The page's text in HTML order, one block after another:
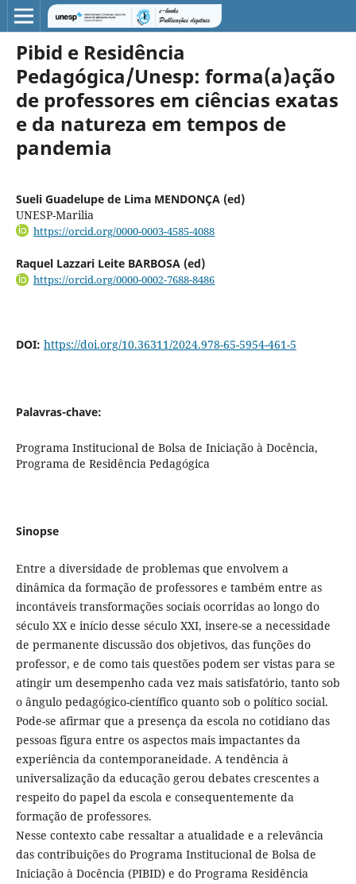
Pibid e Residência
Pedagógica/Unesp: forma(a)ação
de professores em ciências exatas
e da natureza em tempos de
pandemia
Sueli Guadelupe de Lima MENDONÇA (ed)
UNESP-Marilia
https://orcid.org/0000-0003-4585-4088
Raquel Lazzari Leite BARBOSA (ed)
https://orcid.org/0000-0002-7688-8486
DOI: https://doi.org/10.36311/2024.978-65-5954-461-5
Palavras-chave:
Programa Institucional de Bolsa de Iniciação à Docência,
Programa de Residência Pedagógica
Sinopse
Entre a diversidade de problemas que envolvem a
dinâmica da formação de professores e também entre as
incontáveis transformações sociais ocorridas ao longo do
século XX e início desse século XXI, insere-se a necessidade
de permanente discussão dos objetivos, das funções do
professor, e de como tais questões podem ser vistas para se
atingir um desempenho cada vez mais satisfatório, tanto sob
o ângulo pedagógico-científico quanto sob o político social.
Pode-se afirmar que a presença da escola no cotidiano das
pessoas figura entre os aspectos mais impactantes da
experiência da contemporaneidade. A tendência à
universalização da educação gerou debates crescentes a
respeito do papel da escola e consequentemente da
formação de professores.
Nesse contexto cabe ressaltar a atualidade e a relevância
das contribuições do Programa Institucional de Bolsa de
Iniciação à Docência (PIBID) e do Programa Residência